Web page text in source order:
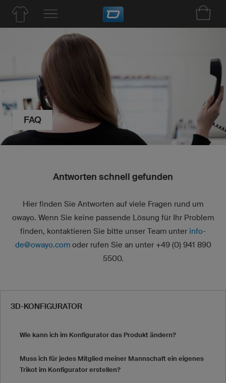
FAQ
Antworten schnell gefunden
Hier finden Sie Antworten auf viele Fragen rund um
owayo. Wenn Sie keine passende Lösung für Ihr Problem
finden, kontaktieren Sie bitte unser Team unter info-
de@owayo.comoder rufen Sie an unter +49 (0) 941 890
5500.
3D-KONFIGURATOR
Wie kann ich im Konfigurator das Produkt ändern?
Muss ich für jedes Mitglied meiner Mannschaft ein eigenes
Trikot im Konfigurator erstellen?